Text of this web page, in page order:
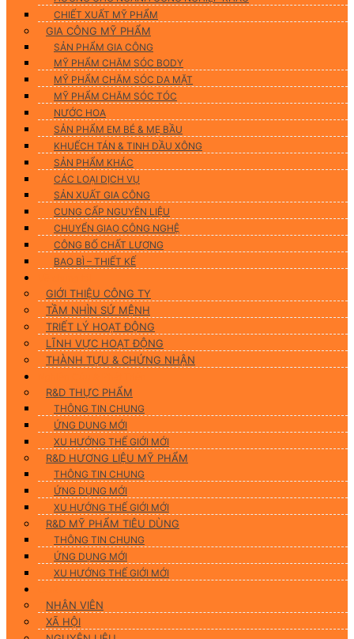
CHIẾT XUẤT MỸ PHẨM
GIA CÔNG MỸ PHẨM
SẢN PHẨM GIA CÔNG
MỸ PHẨM CHĂM SÓC BODY
MỸ PHẨM CHĂM SÓC DA MẶT
MỸ PHẨM CHĂM SÓC TÓC
NƯỚC HOA
SẢN PHẨM EM BÉ & MẸ BẦU
KHUẾCH TÁN & TINH DẦU XÔNG
SẢN PHẨM KHÁC
CÁC LOẠI DỊCH VỤ
SẢN XUẤT GIA CÔNG
CUNG CẤP NGUYÊN LIỆU
CHUYỂN GIAO CÔNG NGHỆ
CÔNG BỐ CHẤT LƯỢNG
BAO BÌ – THIẾT KẾ
GIỚI THIỆU CÔNG TY
TẦM NHÌN SỨ MỆNH
TRIẾT LÝ HOẠT ĐỘNG
LĨNH VỰC HOẠT ĐỘNG
THÀNH TỰU & CHỨNG NHẬN
R&D THỰC PHẨM
THÔNG TIN CHUNG
ỨNG DUNG MỚI
XU HƯỚNG THẾ GIỚI MỚI
R&D HƯƠNG LIỆU MỸ PHẨM
THÔNG TIN CHUNG
ỨNG DỤNG MỚI
XU HƯỚNG THẾ GIỚI MỚI
R&D MỸ PHẨM TIÊU DÙNG
THÔNG TIN CHUNG
ỨNG DỤNG MỚI
XU HƯỚNG THẾ GIỚI MỚI
NHÂN VIÊN
XÃ HỘI